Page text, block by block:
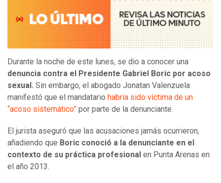
Durante la noche de este lunes, se dio a conocer una
denuncia contra el Presidente Gabriel Boric por acoso
sexual. Sin embargo, el abogado Jonatan Valenzuela
manifestó que el mandatario habría sido víctima de un
“acoso sistemático” por parte de la denunciante.
El jurista aseguró que las acusaciones jamás ocurrieron,
añadiendo que Boric conoció a la denunciante en el
contexto de su práctica profesional en Punta Arenas en
el año 2013.